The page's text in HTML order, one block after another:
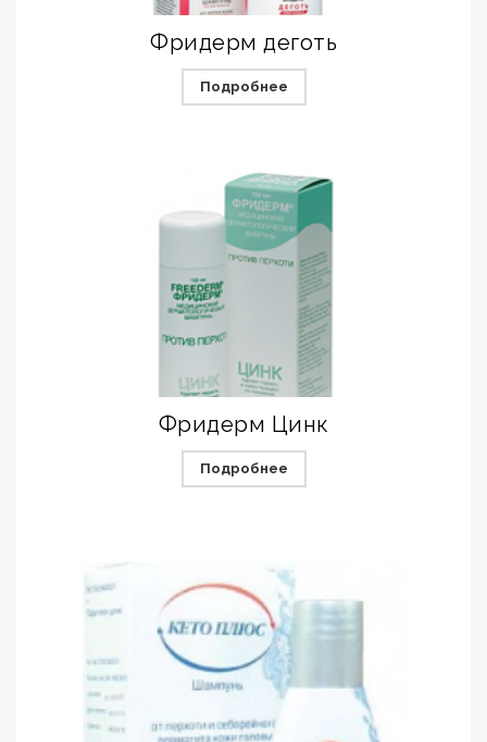
Фридерм деготь
Подробнее
Фридерм Цинк
Подробнее